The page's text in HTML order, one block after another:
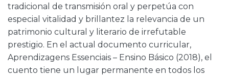
tradicional de transmisión oral y perpetúa con
especial vitalidad y brillantez la relevancia de un
patrimonio cultural y literario de irrefutable
prestigio. En el actual documento curricular,
Aprendizagens Essenciais – Ensino Básico (2018), el
cuento tiene un lugar permanente en todos los